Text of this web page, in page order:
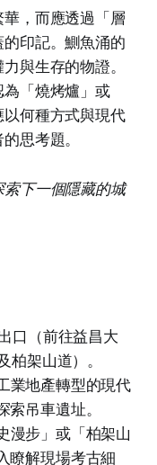
，而應透過「層
印記。鰂魚涌的
與生存的物證。
「燒烤爐」或
以何種方式與現代
思考題。
下一個隱藏的城
口（前往益昌大
柏架山道）。
業地產轉型的現代
吊車遺址。
漫步」或「柏架山
瞭解現場考古細